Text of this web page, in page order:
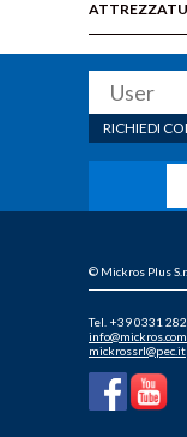
RICHIEDI
© Mickros Plus
Tel. +39 0331
info@mickros.com
mickrossrl@pec.it